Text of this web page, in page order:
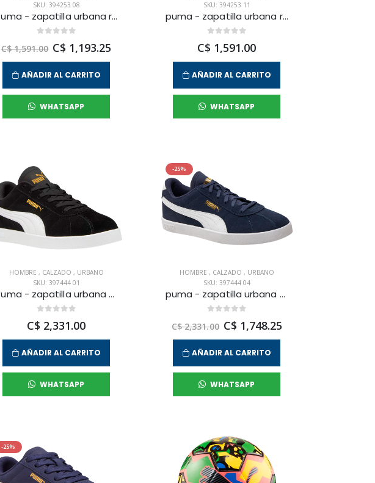
SKU: 394253 08
puma - zapatilla urbana rickie classic v ps para niño junior
C$ 1,591.00 C$ 1,193.25
AÑADIR AL CARRITO
WHATSAPP
SKU: 394253 11
puma - zapatilla urbana rickie classic v ps para niño junior
C$ 1,591.00
AÑADIR AL CARRITO
WHATSAPP
HOMBRE , CALZADO , URBANO
SKU: 397444 01
puma - zapatilla urbana club ii para hombre
C$ 2,331.00
AÑADIR AL CARRITO
WHATSAPP
-25%
HOMBRE , CALZADO , URBANO
SKU: 397444 04
puma - zapatilla urbana club ii para hombre
C$ 2,331.00 C$ 1,748.25
AÑADIR AL CARRITO
WHATSAPP
-25%